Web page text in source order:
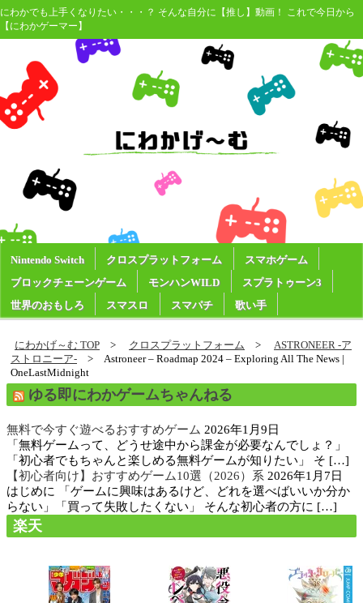
にわかでも上手くなりたい・・・？ そんな自分に【推し】動画！ これで今日から
【にわかゲーマー】
Nintendo Switch クロスプラットフォーム
スマホゲーム
ブロックチェーンゲーム
モンハンWILD
スプラトゥーン3
世界のおもしろ
スマスロ スマパチ 歌い手
にわかげ～む TOP クロスプラットフォーム
ASTRONEER -ア
ストロニーア-
Astroneer – Roadmap 2024 – Exploring All The News |
OneLastMidnight
ゆる即にわかゲームちゃんねる
無料で今すぐ遊べるおすすめゲーム 2026年1月9日
「無料ゲームって、どうせ途中から課金が必要なんでしょ？」
「初心者でもちゃんと楽しめる無料ゲームが知りたい」 そ […]
【初心者向け】おすすめゲーム10選（2026）系 2026年1月7日
はじめに 「ゲームに興味はあるけど、どれを選べばいいか分か
らない」「買って失敗したくない」 そんな初心者の方に […]
楽天